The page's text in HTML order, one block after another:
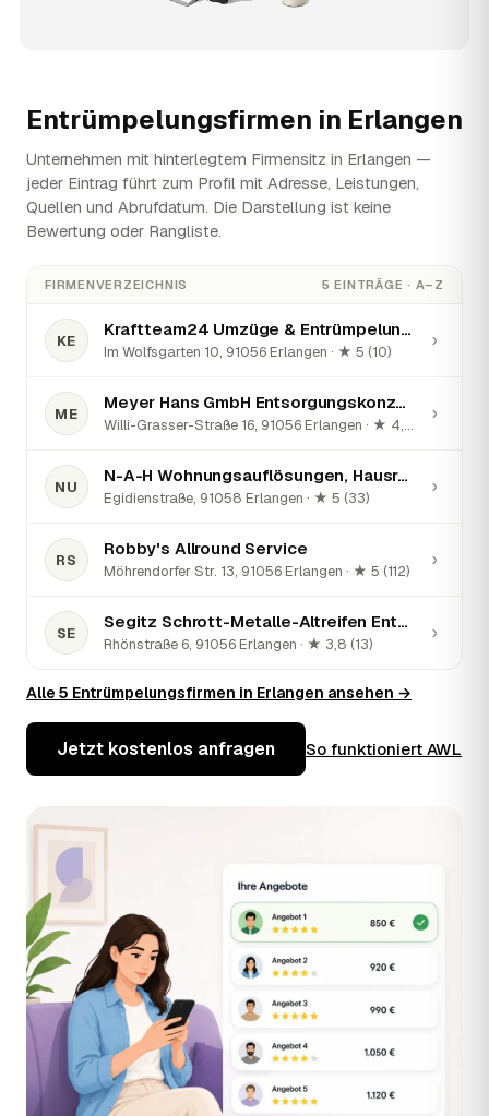
Entrümpelungsfirmen in Erlangen
Unternehmen mit hinterlegtem Firmensitz in Erlangen —
jeder Eintrag führt zum Profil mit Adresse, Leistungen,
Quellen und Abrufdatum. Die Darstellung ist keine
Bewertung oder Rangliste.
FIRMENVERZEICHNIS 5 EINTRÄGE · A–Z
KE
Kraftteam24 Umzüge & Entrümpelungen Erlangen
Im Wolfsgarten 10, 91056 Erlangen · ★ 5 (10)
›
ME
Meyer Hans GmbH Entsorgungskonzepte
Willi-Grasser-Straße 16, 91056 Erlangen · ★ 4,8 (31)
›
NU
N-A-H Wohnungsauflösungen, Hausräumung und Entrümpelungen günstig und top in Erlangen und Umgebung
Egidienstraße, 91058 Erlangen · ★ 5 (33)
›
RS
Robby's Allround Service
Möhrendorfer Str. 13, 91056 Erlangen · ★ 5 (112)
›
SE
Segitz Schrott-Metalle-Altreifen Entsorgung
Rhönstraße 6, 91056 Erlangen · ★ 3,8 (13)
›
Alle 5 Entrümpelungsfirmen in Erlangen ansehen →
Jetzt kostenlos anfragen So funktioniert AWL